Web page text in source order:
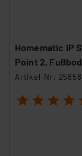
Homematic IP
Point 2,
Artikel-Nr.
1 2 3 4 5